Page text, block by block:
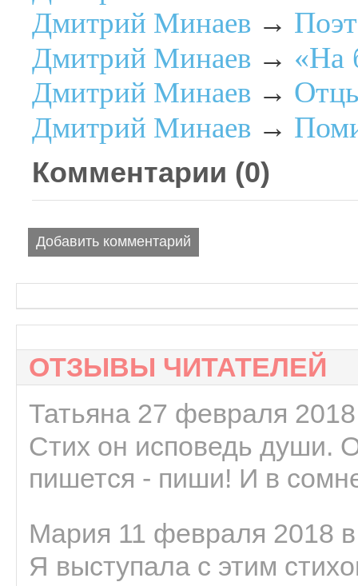
Дмитрий Минаев →
Дмитрий Минаев → «На
Дмитрий Минаев →
Дмитрий Минаев →
Комментарии (0)
Добавить комментарий
ОТЗЫВЫ ЧИТАТЕЛЕЙ
Татьяна 27 февраля
Стих он исповедь души.
пишется - пиши! И в
Мария 11 февраля 2018
Я выступала с этим